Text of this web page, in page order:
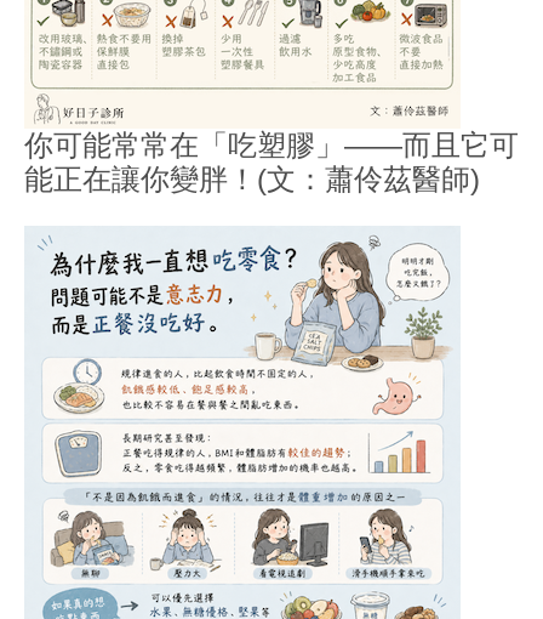
你可能常常在「吃塑膠」——而且它可
能正在讓你變胖！(文：蕭伶茲醫師)